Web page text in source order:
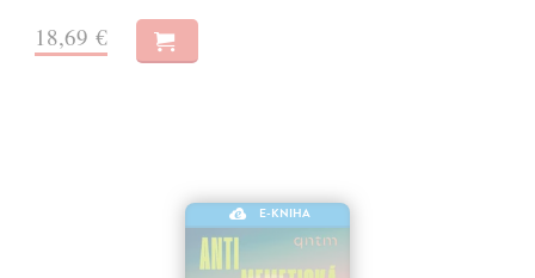
18,69 €
E-KNIHA